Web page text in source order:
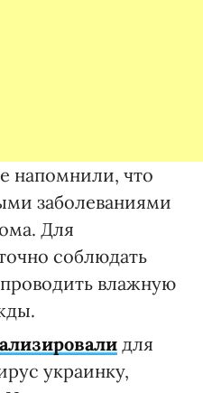
напомнили, что
заболеваниями
Для
соблюдать
влажную
для
украинку,